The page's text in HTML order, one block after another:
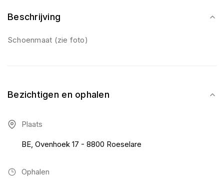
Beschrijving
Schoenmaat (zie foto)
Bezichtigen en ophalen
Plaats
BE, Ovenhoek 17 - 8800 Roeselare
Ophalen